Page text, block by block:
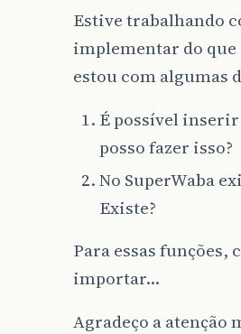
Estive trabalhando
implementar do que
estou com algumas
É possível
posso fazer isso?
No SuperWaba
Existe?
Para essas funções,
importar…
Agradeço a atenção